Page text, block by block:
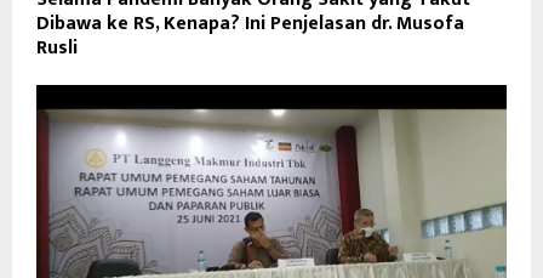
Dibawa ke RS, Kenapa? Ini Penjelasan dr. Musofa
Rusli